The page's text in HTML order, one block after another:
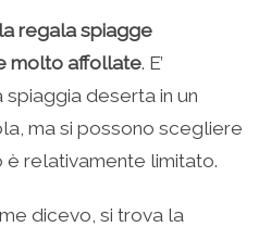
regala spiagge
molto affollate. E’
deserta in un
ma si possono scegliere
relativamente limitato.
dicevo, si trova la